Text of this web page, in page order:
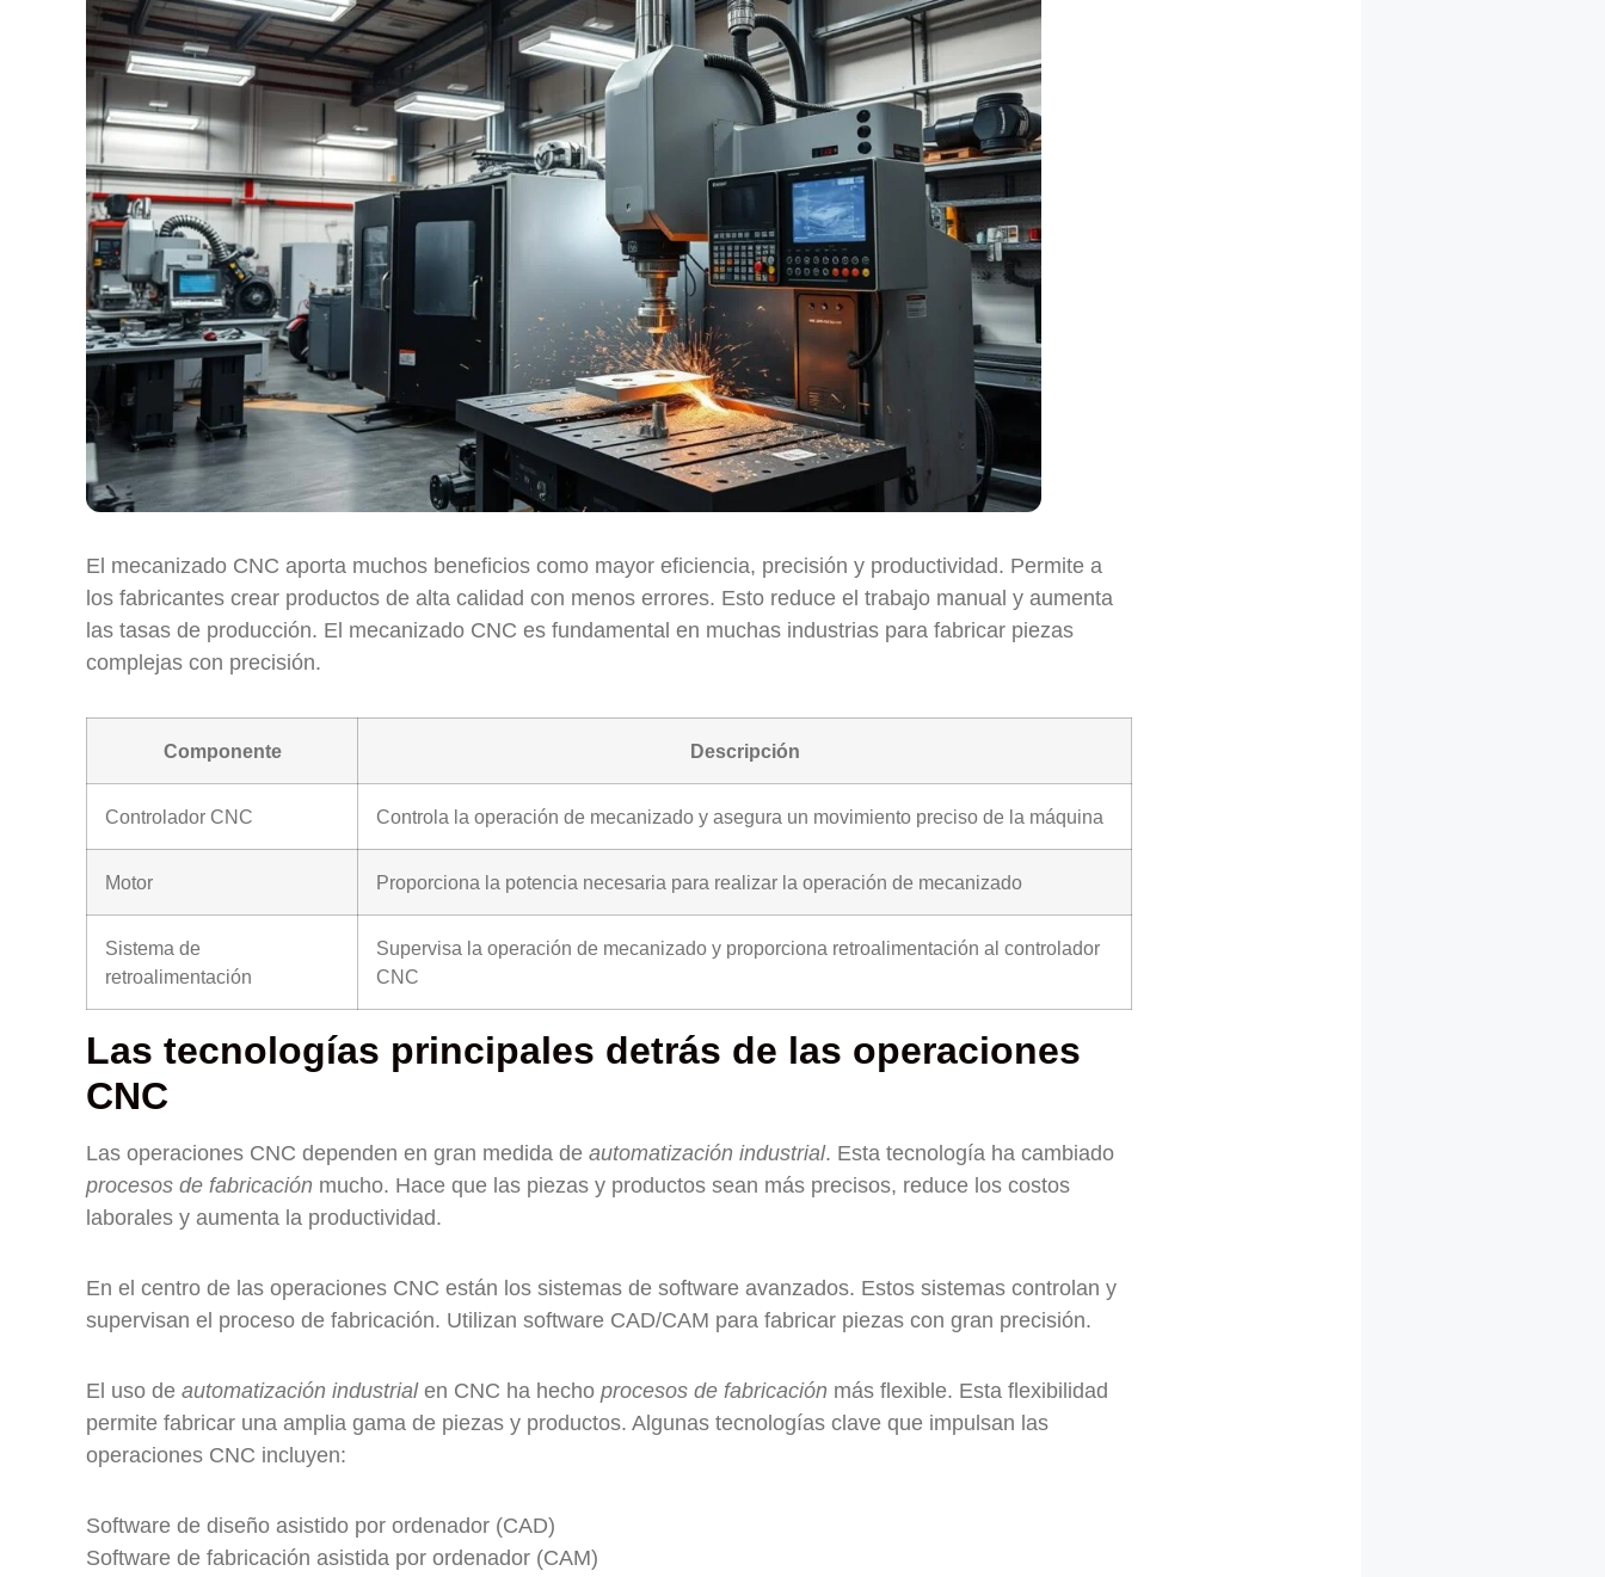
El mecanizado CNC aporta muchos beneficios como mayor eficiencia, precisión y productividad. Permite a
los fabricantes crear productos de alta calidad con menos errores. Esto reduce el trabajo manual y aumenta
las tasas de producción. El mecanizado CNC es fundamental en muchas industrias para fabricar piezas
complejas con precisión.
Componente Descripción
Controlador CNC Controla la operación de mecanizado y asegura un movimiento preciso de la máquina
Motor Proporciona la potencia necesaria para realizar la operación de mecanizado
Sistema de
retroalimentación
Supervisa la operación de mecanizado y proporciona retroalimentación al controlador
CNC
Las tecnologías principales detrás de las operaciones
CNC
Las operaciones CNC dependen en gran medida de automatización industrial. Esta tecnología ha cambiado
procesos de fabricación mucho. Hace que las piezas y productos sean más precisos, reduce los costos
laborales y aumenta la productividad.
En el centro de las operaciones CNC están los sistemas de software avanzados. Estos sistemas controlan y
supervisan el proceso de fabricación. Utilizan software CAD/CAM para fabricar piezas con gran precisión.
El uso de automatización industrialen CNC ha hecho procesos de fabricación más flexible. Esta flexibilidad
permite fabricar una amplia gama de piezas y productos. Algunas tecnologías clave que impulsan las
operaciones CNC incluyen:
Software de diseño asistido por ordenador (CAD)
Software de fabricación asistida por ordenador (CAM)